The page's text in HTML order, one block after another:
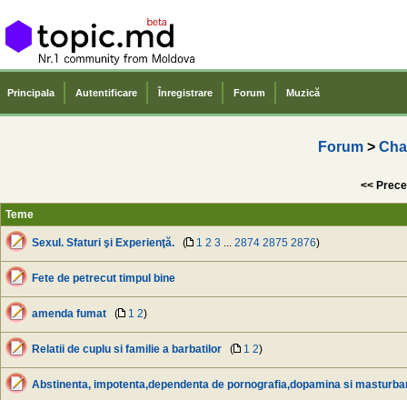
Principala Autentificare Înregistrare Forum Muzică
Forum>
<<
Teme
Sexul. Sfaturi şi Experienţă. ( 1 2 3 2874 2875 2876)
Fete de petrecut timpul bine
amenda fumat ( 1 2)
Relatii de cuplu si familie a barbatilor ( 1 2)
Abstinenta, impotenta,dependenta de pornografia,dopamina si